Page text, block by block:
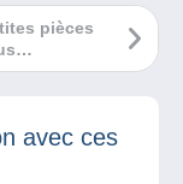
pièces
!
avec ces